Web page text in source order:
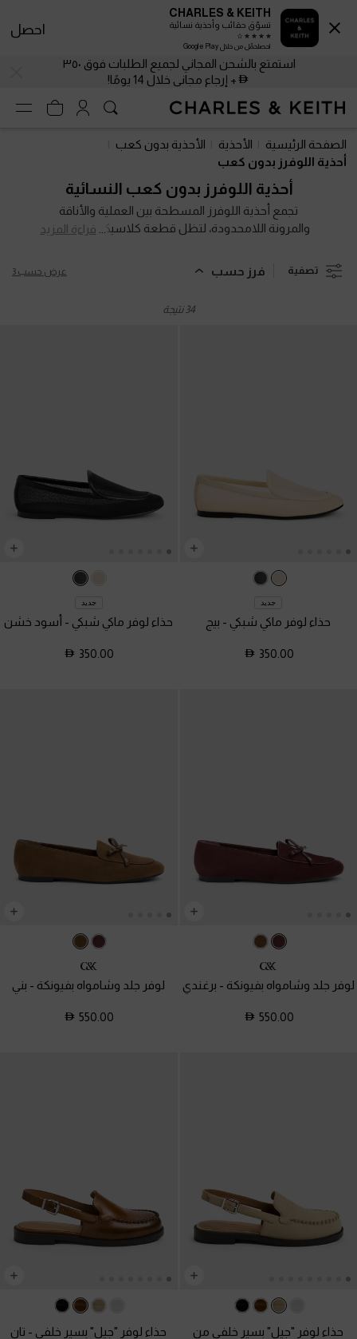
استمتع بالشحن المجاني لجميع الطلبات فوق ٣٥٠
+ إرجاع مجاني خلال 14 يومًا!
استمتع بالشحن المجاني لجميع الطلبات فوق ٣٥٠
+ إرجاع مجاني خلال 14 يومًا!
الصفحة الرئيسية
الأحذية
الأحذية بدون كعب
أحذية اللوفرز بدون كعب
أحذية اللوفرز بدون كعب النسائية
تجمع أحذية اللوفرز المسطحة بين العملية والأناقة
والمرونة اللامحدودة، لتظل قطعة كلاسيكية خالدة في
تصاميم متنوعة من النعال السميكة المتينة، واللمسات
الكانفاس الناعمة والحليات اللامعة الفاخرة، كل تفصيلة
قراءة المزيد
تصفية فرز حسب عرض حسب 3
34 نتيجة
جديد
حذاء لوفر ماكي شبكي - بيج
350.00
جديد
حذاء لوفر ماكي شبكي - أسود خشن
350.00
لوفر جلد وشامواه بفيونكة - برغندي
550.00
لوفر جلد وشامواه بفيونكة - بني
550.00
حذاء لوفر "جيل" بسير خلفي من
حذاء لوفر "جيل" بسير خلفي - تان
CHARLES & KEITH
تسوّق حقائب وأحذية نسائية
احصلحمّل من خلال Google Play
احصل